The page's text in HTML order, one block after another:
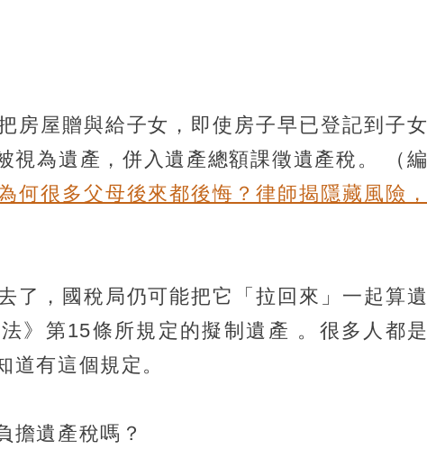
房屋贈與給子女，即使房子早已登記到子女
視為遺產，併入遺產總額課徵遺產稅。
（編
何很多父母後來都後悔？律師揭隱藏風險，
了，國稅局仍可能把它「拉回來」一起算遺
》第15條所規定的擬制遺產 。很多人都是
道有這個規定。
擔遺產稅嗎？